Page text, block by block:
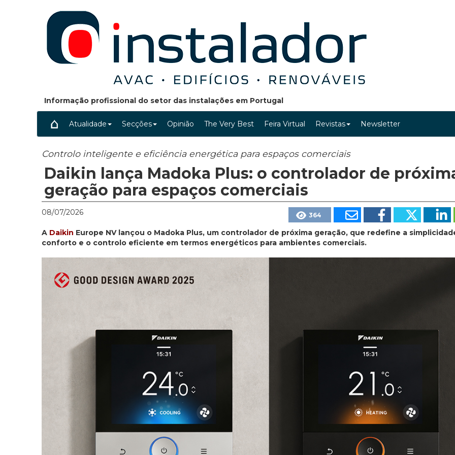
Informação profissional do setor das instalações em Portugal
Atualidade Secções Opinião The Very Best Feira Virtual Revistas Newsletter
Controlo inteligente e eficiência energética para espaços comerciais
Daikin lança Madoka Plus: o controlador de
geração para espaços comerciais
08/07/2026 364
A Daikin Europe NV lançou o Madoka Plus, um controlador de próxima geração, que redefine a
conforto e o controlo eficiente em termos energéticos para ambientes comerciais.